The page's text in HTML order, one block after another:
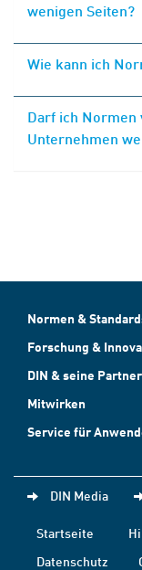
wenigen Seiten?
Wie kann ich
Darf ich
Unternehmen
Normen &
Forschung &
DIN & seine Partner
Mitwirken
Service für
DIN Media
Startseite
Datenschutz